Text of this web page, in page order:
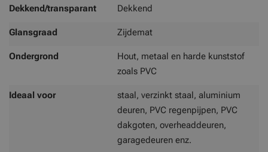
Dekkend/transparant Dekkend
Glansgraad Zijdemat
Ondergrond
Hout, metaal en harde kunststof
zoals PVC
Ideaal voor
staal, verzinkt staal, aluminium
deuren, PVC regenpijpen, PVC
dakgoten, overheaddeuren,
garagedeuren enz.